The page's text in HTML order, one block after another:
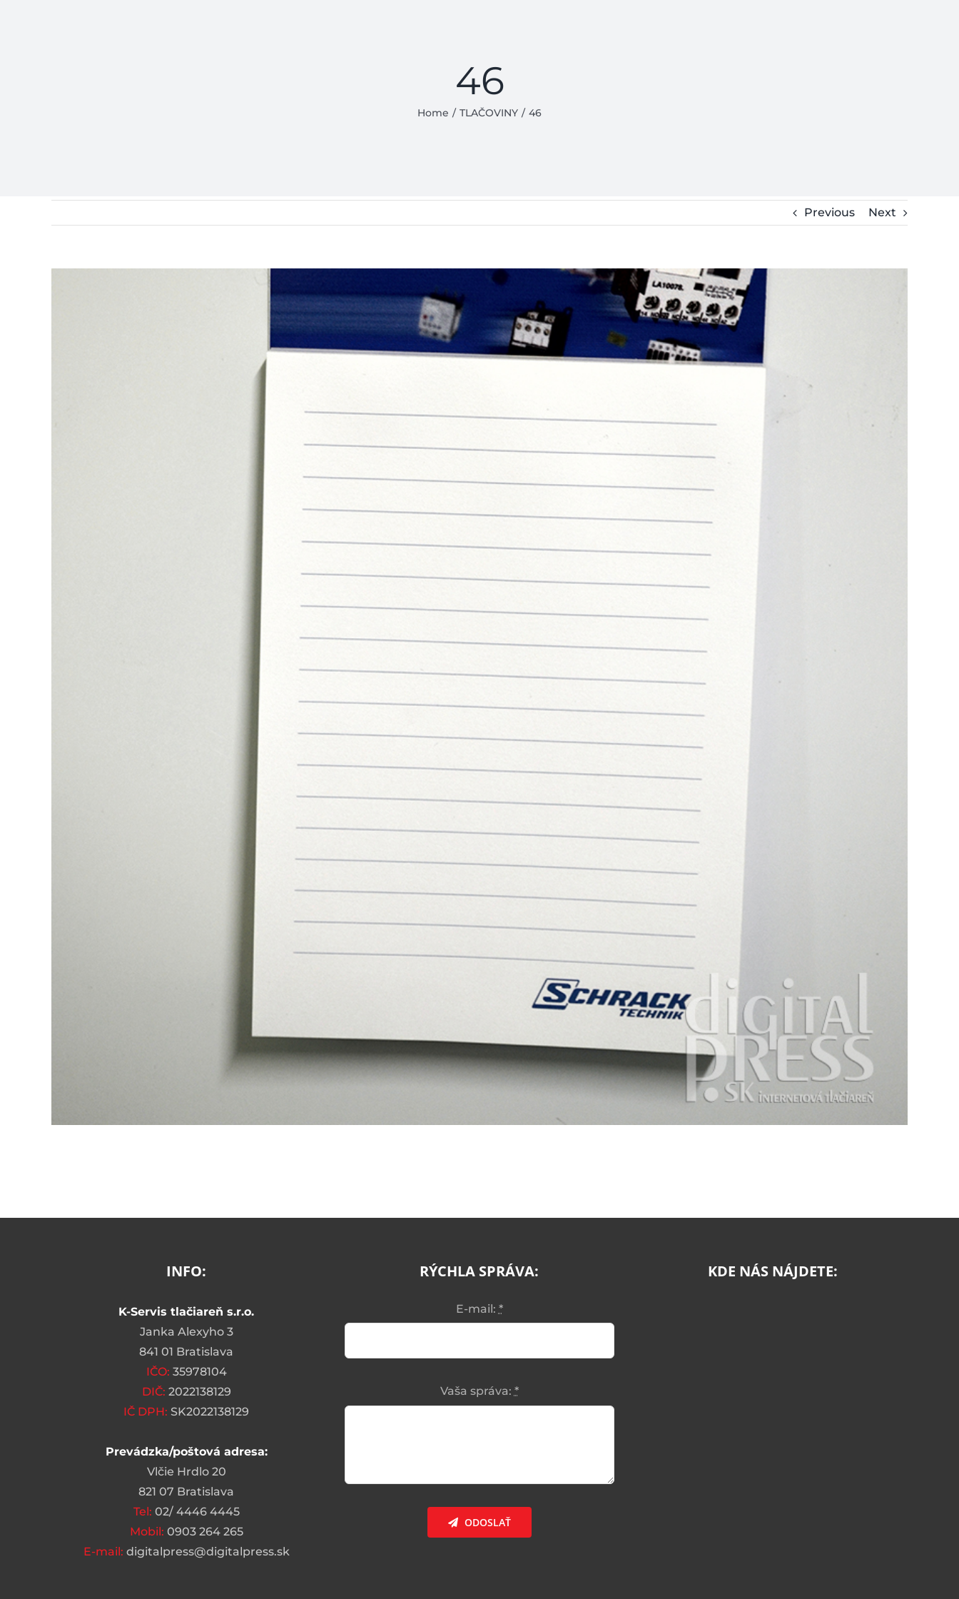
46
Home / TLAČOVINY / 46
Previous Next
INFO:
K-Servis tlačiareň s.r.o.
Janka Alexyho 3
841 01 Bratislava
IČO: 35978104
DIČ: 2022138129
IČ DPH: SK2022138129
Prevádzka/poštová adresa:
Vlčie Hrdlo 20
821 07 Bratislava
Tel: 02/ 4446 4445
Mobil: 0903 264 265
E-mail: digitalpress@digitalpress.sk
RÝCHLA SPRÁVA:
E-mail: *
Vaša správa: *
ODOSLAŤ
KDE NÁS NÁJDETE: